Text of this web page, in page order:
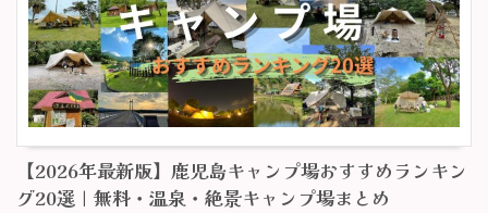
【2026年最新版】鹿児島キャンプ場おすすめランキン
グ20選｜無料・温泉・絶景キャンプ場まとめ